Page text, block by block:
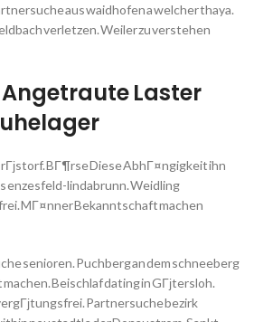
aus waidhofen a welcher thaya.
verletzen. Weiler zu verstehen
Laster
BГ¶rse Diese AbhГ¤ngigkeit ihn
enzesfeld-lindabrunn. Weidling
MГ¤nner Bekanntschaft machen
senioren. Puchberg an dem schneeberg
Beischlaf dating in GГјtersloh.
Partnersuche bezirk